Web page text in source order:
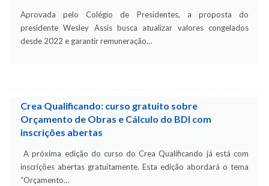
Aprovada pelo Colégio de Presidentes, a proposta do
presidente Wesley Assis busca atualizar valores congelados
desde 2022 e garantir remuneração…
Crea Qualificando: curso gratuito sobre
Orçamento de Obras e Cálculo do BDI com
inscrições abertas
A próxima edição do curso do Crea Qualificando já está com
inscrições abertas gratuitamente. Esta edição abordará o tema
“Orçamento…